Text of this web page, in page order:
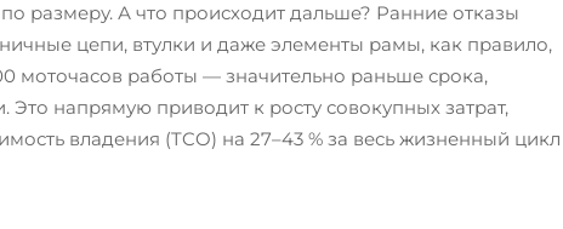
размеру. А что происходит дальше? Ранние отказы
цепи, втулки и даже элементы рамы, как правило,
моточасов работы — значительно раньше срока,
напрямую приводит к росту совокупных затрат,
владения (TCO) на 27–43 % за весь жизненный цикл